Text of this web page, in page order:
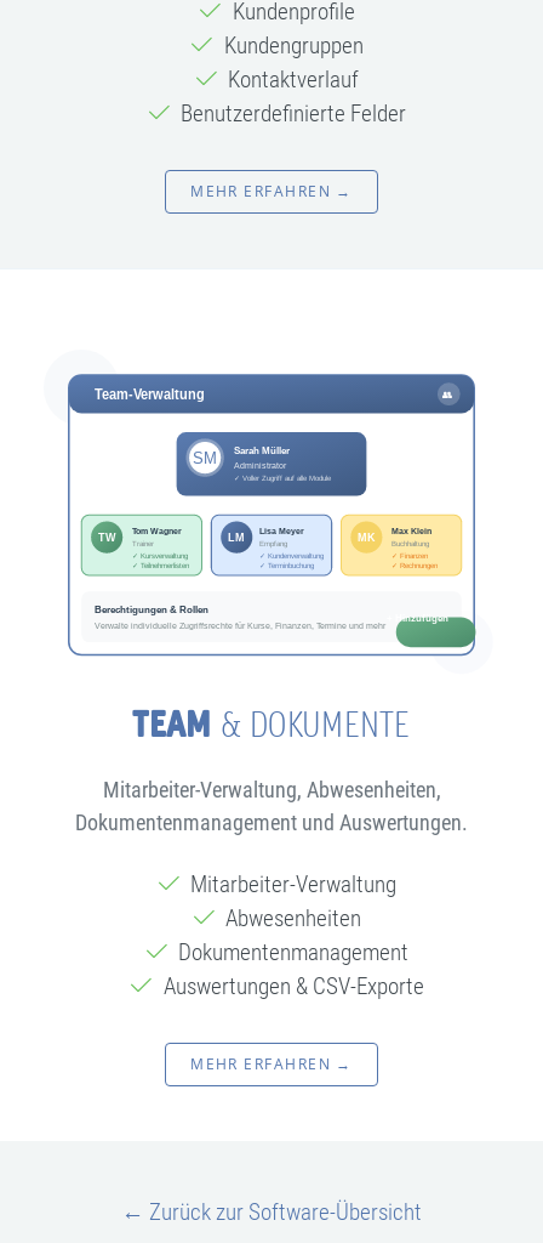
Kundenprofile
Kundengruppen
Kontaktverlauf
Benutzerdefinierte Felder
MEHR ERFAHREN →
TEAM & DOKUMENTE
Mitarbeiter-Verwaltung, Abwesenheiten,
Dokumentenmanagement und Auswertungen.
Mitarbeiter-Verwaltung
Abwesenheiten
Dokumentenmanagement
Auswertungen & CSV-Exporte
MEHR ERFAHREN →
← Zurück zur Software-Übersicht